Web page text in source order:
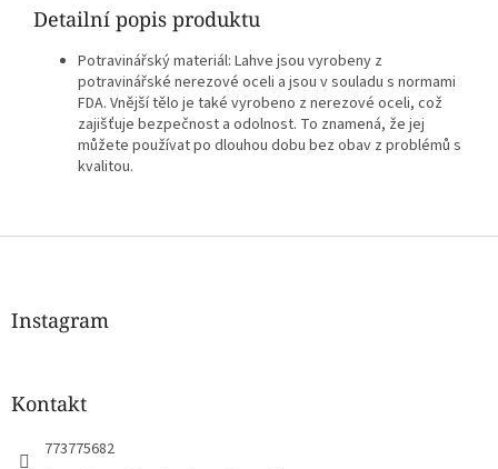
Detailní popis produktu
Potravinářský materiál: Lahve jsou vyrobeny z
potravinářské nerezové oceli a jsou v souladu s normami
FDA. Vnější tělo je také vyrobeno z nerezové oceli, což
zajišťuje bezpečnost a odolnost. To znamená, že jej
můžete používat po dlouhou dobu bez obav z problémů s
kvalitou.
Z
Instagram
Kontakt
773775682